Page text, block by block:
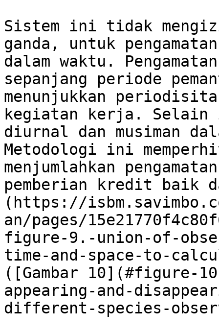
Sistem ini tidak
ganda, untuk
dalam waktu.
sepanjang periode
menunjukkan
kegiatan kerja.
diurnal dan musiman
Metodologi ini
menjumlahkan
pemberian kredit baik
(https://
an/pages/
figure-9.-union-of-
time-and-space-to-
([Gambar
appearing-and-
different-species-